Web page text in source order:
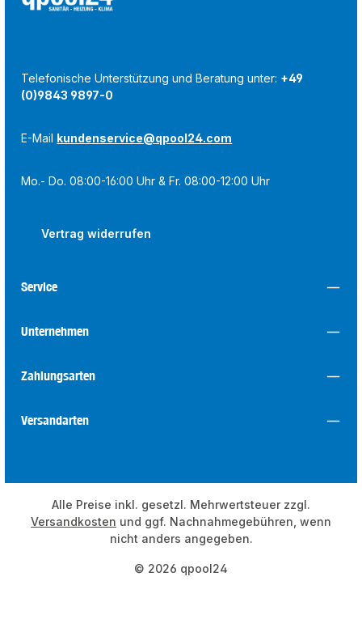
Telefonische Unterstützung und Beratung unter: +49
(0)9843 9897-0
E-Mail kundenservice@qpool24.com
Mo.- Do. 08:00-16:00 Uhr & Fr. 08:00-12:00 Uhr
Vertrag widerrufen
Service
Unternehmen
Zahlungsarten
Versandarten
© 2026 qpool24
Alle Preise inkl. gesetzl. Mehrwertsteuer zzgl.
Versandkosten und ggf. Nachnahmegebühren, wenn
nicht anders angegeben.